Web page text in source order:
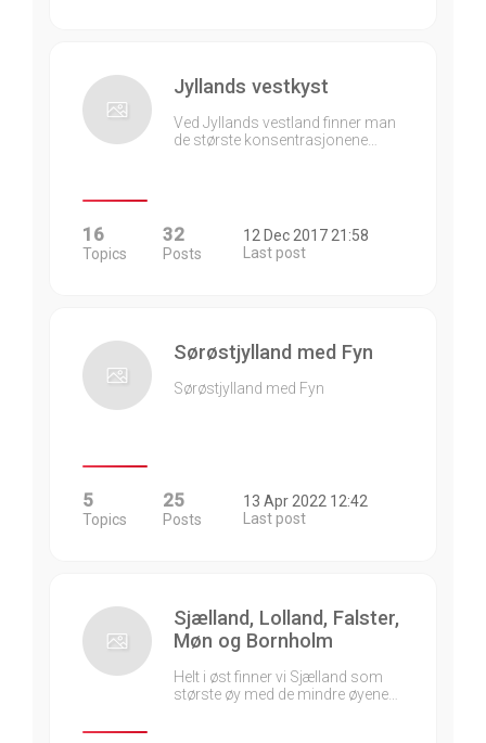
Jyllands vestkyst
Ved Jyllands vestland finner man
de største konsentrasjonene…
16
Topics
32
Posts
12 Dec 2017 21:58
Last post
Sørøstjylland med Fyn
Sørøstjylland med Fyn
5
Topics
25
Posts
13 Apr 2022 12:42
Last post
Sjælland, Lolland, Falster,
Møn og Bornholm
Helt i øst finner vi Sjælland som
største øy med de mindre øyene…